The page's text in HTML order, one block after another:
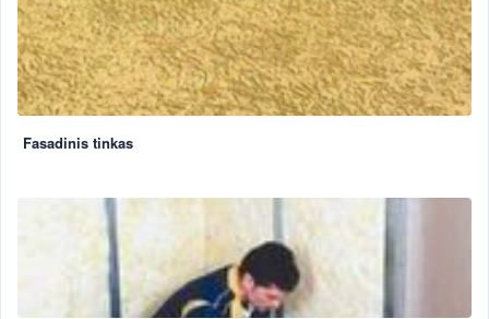
Fasadinis tinkas